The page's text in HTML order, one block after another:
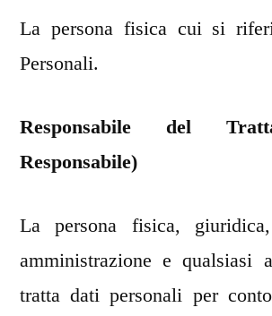
La persona fisica cui si
Personali.
Responsabile del
Responsabile)
La persona fisica,
amministrazione e qualsiasi
tratta dati personali per